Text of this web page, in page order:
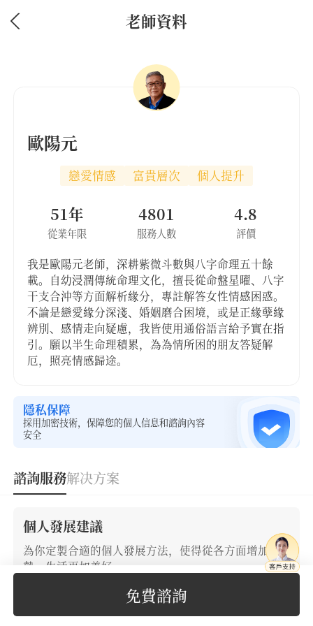
老師資料
歐陽元
戀愛情感 富貴層次 個人提升
從業年限
51年
服務人數
4801
評價
4.8
我是歐陽元老師，深耕紫微斗數與八字命理五十餘
載。自幼浸潤傳統命理文化，擅長從命盤星曜、八字
干支合沖等方面解析緣分，專註解答女性情感困惑。
不論是戀愛緣分深淺、婚姻磨合困境，或是正緣孽緣
辨別、感情走向疑慮，我皆使用通俗語言給予實在指
引。願以半生命理積累，為為情所困的朋友答疑解
厄，照亮情感歸途。
隱私保障
採用加密技術，保障您的個人信息和諮詢內容
安全
諮詢服務解决方案
個人發展建議
為你定製合適的個人發展方法，使得從各方面增加優
勢，生活更加美好
免費諮詢